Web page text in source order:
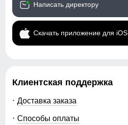
Написать директору
Скачать приложение для iOS
Клиентская поддержка
Доставка заказа
Способы оплаты